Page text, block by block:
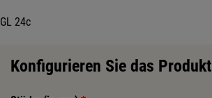
GL 24c
Konfigurieren Sie das Produkt